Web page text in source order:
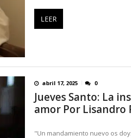
LEER
abril 17, 2025 0
Jueves Santo: La
amor Por Lisandro
"Un mandamiento nuevo os